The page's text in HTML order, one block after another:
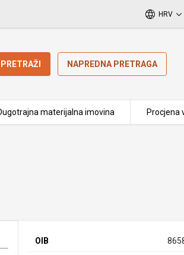
HRV
PRETRAŽI NAPREDNA PRETRAGA
materijalna imovina Procjena
OIB